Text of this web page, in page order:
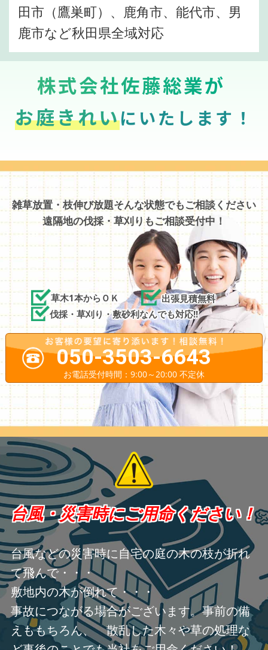
田市（鷹巣町）、鹿角市、能代市、男
鹿市など秋田県全域対応
株式会社佐藤総業が
お庭きれいにいたします！
雑草放置・枝伸び放題そんな状態でもご相談ください
遠隔地の伐採・草刈りもご相談受付中！
草木1本からＯＫ
出張見積無料
伐採・草刈り・敷砂利なんでも対応!!
050-3503-6643
お電話受付時間：9:00～20:00 不定休
台風・災害時にご用命ください！
台風などの災害時に自宅の庭の木の枝が折れ
て飛んで・・・
敷地内の木が倒れて・・・
事故につながる場合がございます。事前の備
えももちろん、 散乱した木々や草の処理な